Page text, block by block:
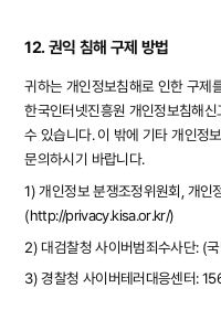
12. 권익 침해 구제 방법
귀하는 개인정보침해로 인한 구제
한국인터넷진흥원 개인정보침해
수 있습니다. 이 밖에 기타 개인정
문의하시기 바랍니다.
1) 개인정보 분쟁조정위원회, 개인
(http://privacy.kisa.or.kr/)
2) 대검찰청 사이버범죄수사단: (
3) 경찰청 사이버테러대응센터: